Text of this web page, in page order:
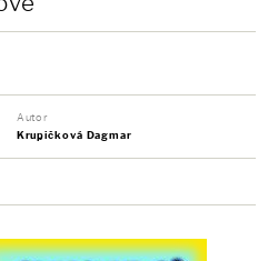
Autor
Krupičková Dagmar